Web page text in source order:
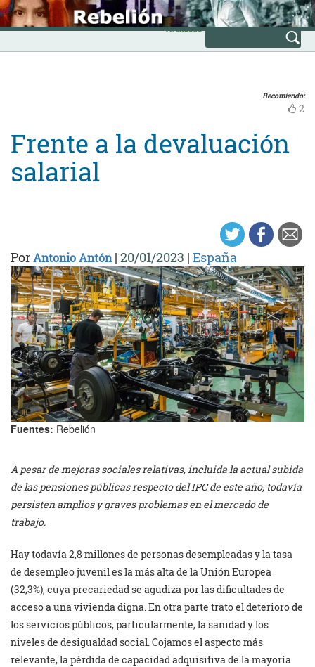
Skip
to
content
INICIO
Avanzada
Recomiendo:
2
Frente a la devaluación
salarial
PorAntonio Antón| 20/01/2023 | España
Fuentes: Rebelión
A pesar de mejoras sociales relativas, incluida la actual subida
de las pensiones públicas respecto del IPC de este año, todavía
persisten amplios y graves problemas en el mercado de
trabajo.
Hay todavía 2,8 millones de personas desempleadas y la tasa
de desempleo juvenil es la más alta de la Unión Europea
(32,3%), cuya precariedad se agudiza por las dificultades de
acceso a una vivienda digna. En otra parte trato el deterioro de
los servicios públicos, particularmente, la sanidad y los
niveles de desigualdad social. Cojamos el aspecto más
relevante, la pérdida de capacidad adquisitiva de la mayoría